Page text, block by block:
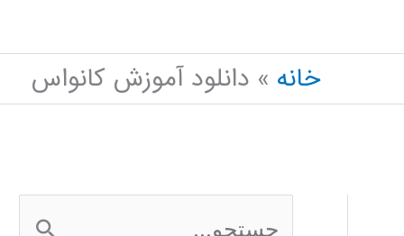
خانه
دانلود آموزش کانواس